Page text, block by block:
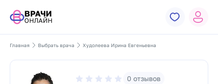
ВРАЧИ
ОНЛАЙН
Главная Выбрать врача Худолеева Ирина Евгеньевна
0 отзывов